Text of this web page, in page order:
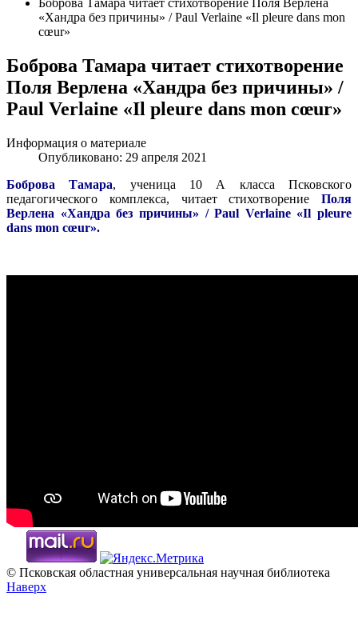
Боброва Тамара читает стихотворение Поля Верлена
«Хандра без причины» / Paul Verlaine «Il pleure dans mon
cœur»
Боброва Тамара читает стихотворение
Поля Верлена «Хандра без причины» /
Paul Verlaine «Il pleure dans mon cœur»
Информация о материале
Опубликовано: 29 апреля 2021
Боброва Тамара, ученица 10 А класса Псковского
педагогического комплекса, читает стихотворение Поля
Верлена «Хандра без причины» / Paul Verlaine «Il pleure
dans mon cœur».
© Псковская областная универсальная научная библиотека
Наверх